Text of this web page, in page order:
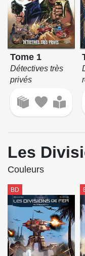
Tome 1
Détectives très
privés
Les
Couleurs
BD